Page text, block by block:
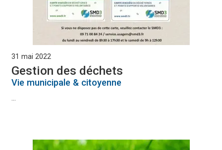
31 mai 2022
Gestion des déchets
Vie municipale & citoyenne
...